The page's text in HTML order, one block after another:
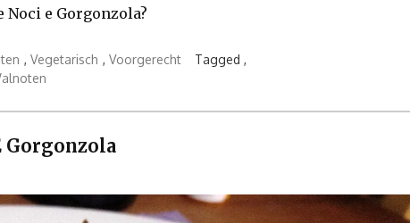
Noci e Gorgonzola?
, Vegetarisch , Voorgerecht
Tagged ,
Gorgonzola